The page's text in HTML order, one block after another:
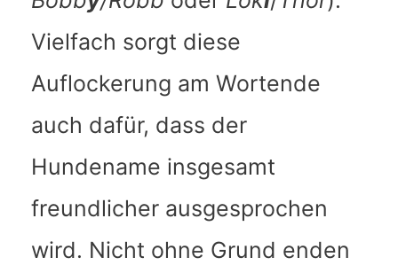
Vielfach sorgt diese
Auflockerung am Wortende
auch dafür, dass der
Hundename insgesamt
freundlicher ausgesprochen
wird. Nicht ohne Grund enden